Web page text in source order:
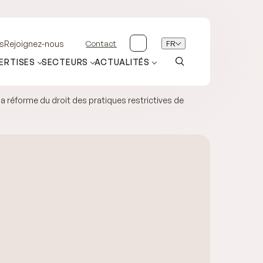
Rejoignez-nous Contact FR
SECTEURS ACTUALITÉS
réforme du droit des pratiques restrictives de